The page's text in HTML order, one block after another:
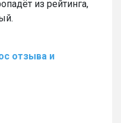
из рейтинга,
отзыва и